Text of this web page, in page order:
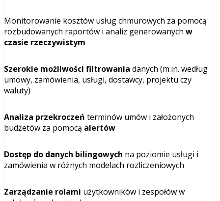
Monitorowanie kosztów usług chmurowych za pomocą
rozbudowanych raportów i analiz generowanych w
czasie rzeczywistym
Szerokie możliwości filtrowania danych (m.in. według
umowy, zamówienia, usługi, dostawcy, projektu czy
waluty)
Analiza przekroczeń terminów umów i założonych
budżetów za pomocą alertów
Dostęp do danych bilingowych na poziomie usługi i
zamówienia w różnych modelach rozliczeniowych
Zarządzanie rolami użytkowników i zespołów w